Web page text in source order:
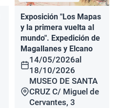
Exposición "Los Mapas
y la primera vuelta al
mundo". Expedición de
Magallanes y Elcano
14/05/2026al
18/10/2026
MUSEO DE SANTA
CRUZ C/ Miguel de
Cervantes, 3